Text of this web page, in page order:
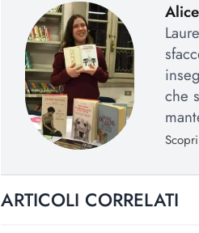
che
ARTICOLI CORRELATI